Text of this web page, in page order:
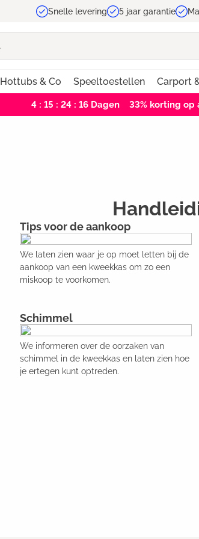
Snelle levering 5 jaar garantie
Hottubs & Co Speeltoestellen Carport
4 : 15 : 24 : 16Dagen 33% korting op
Tips voor de aankoop
We laten zien waar je op moet letten bij de
aankoop van een kweekkas om zo een
miskoop te voorkomen.
Schimmel
We informeren over de oorzaken van
schimmel in de kweekkas en laten zien hoe
je ertegen kunt optreden.